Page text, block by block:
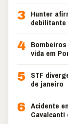
3 Hunter
debilitante
4
vida em
5 STF
de janeiro
6 Acidente